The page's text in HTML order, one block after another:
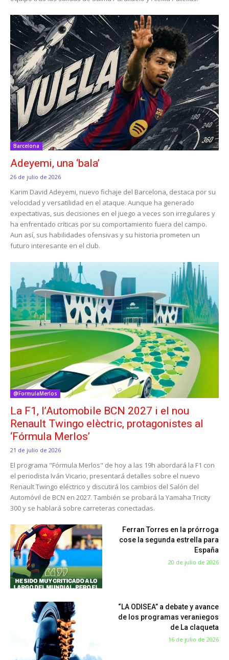
Barcelona
Adeyemi, una ‘bala’
26 de julio de 2026
Karim David Adeyemi, nuevo fichaje del Barcelona, destaca por su
velocidad y versatilidad en el ataque. Aunque ha generado
expectativas, sus decisiones en el juego a veces son irregulares y
ha enfrentado críticas por su comportamiento fuera del campo.
Aun así, sus habilidades ofensivas y su historia prometen un
futuro interesante en el club.
@FormulaMerlos
La F1, l’Automobile BCN 2027 i el nou
Renault Twingo elèctric, protagonistes al
‘Fórmula Merlos’
21 de julio de 2026
El programa "Fórmula Merlos" de hoy a las 19h abordará la F1 con
el periodista Iván Vicario, presentará detalles sobre el nuevo
Renault Twingo eléctrico y discutirá los cambios del Salón del
Automóvil de BCN en 2027. También se probará la Yamaha Tricity
300 y se hablará sobre carreteras conectadas.
Ferran Torres en la prórroga
cose la segunda estrella para
España
20 de julio de 2026
“LA ODISEA” a debate y avance
de los programas veraniegos
de La claqueta
16 de julio de 2026